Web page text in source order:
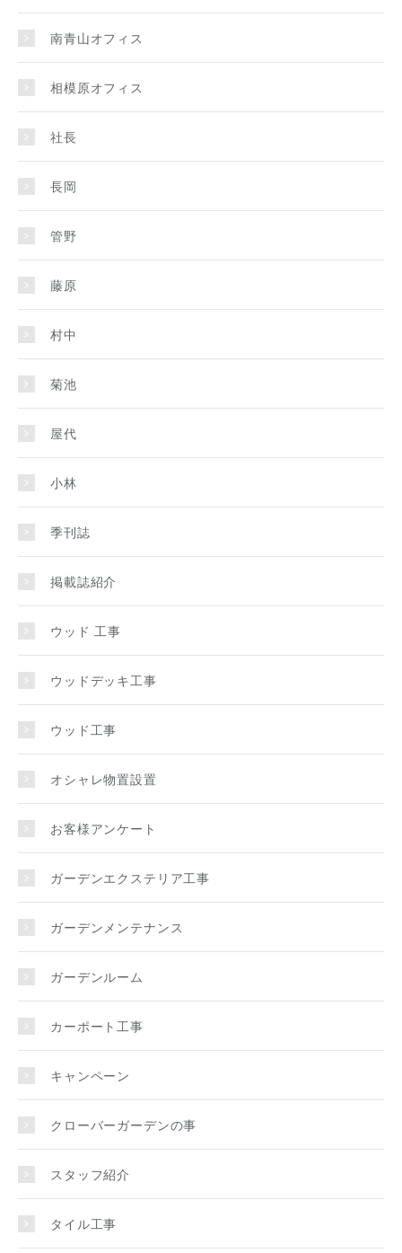
南青山オフィス
相模原オフィス
社長
長岡
管野
藤原
村中
菊池
屋代
小林
季刊誌
掲載誌紹介
ウッド 工事
ウッドデッキ工事
ウッド工事
オシャレ物置設置
お客様アンケート
ガーデンエクステリア工事
ガーデンメンテナンス
ガーデンルーム
カーポート工事
キャンペーン
クローバーガーデンの事
スタッフ紹介
タイル工事